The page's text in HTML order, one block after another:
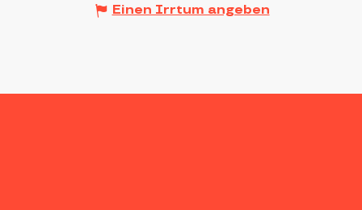
Einen Irrtum angeben